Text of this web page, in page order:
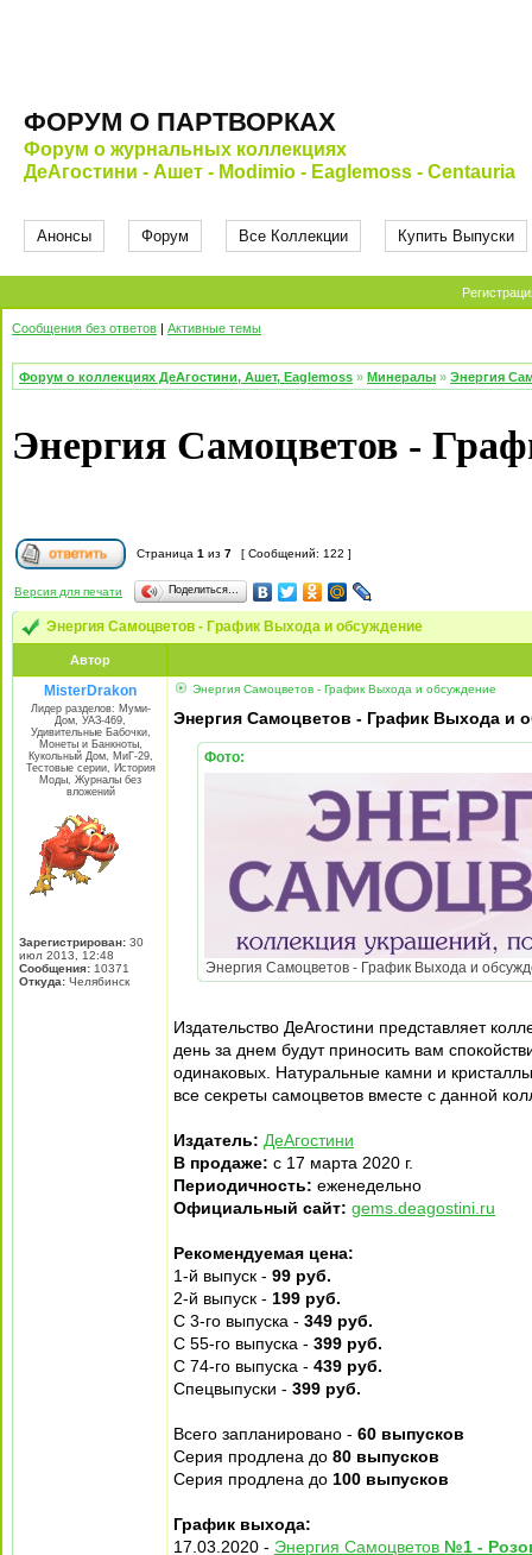
ФОРУМ О ПАРТВОРКАХ
Форум о журнальных коллекциях
ДеАгостини - Ашет - Modimio - Eaglemoss - Centauria
Анонсы Форум Все Коллекции Купить Выпуски
Сообщения без ответов | Активные темы
Форум о коллекциях ДеАгостини, Ашет, Eaglemoss » Минералы » Энергия
Энергия Самоцветов -
Страница 1 из 7 [ Сообщений: 122 ]
Версия для печати Поделиться…
Энергия Самоцветов - График Выхода и обсуждение
Автор
MisterDrakon
Лидер разделов: Муми-
Дом, УАЗ-469,
Удивительные Бабочки,
Монеты и Банкноты,
Кукольный Дом, МиГ-29,
Тестовые серии, История
Моды, Журналы без
вложений
Зарегистрирован: 30
июл 2013, 12:48
Сообщения: 10371
Откуда: Челябинск
Энергия Самоцветов - График Выхода и обсуждение
Энергия Самоцветов - График Выхода и
Фото:
Энергия Самоцветов - График Выхода и
Издательство ДеАгостини представляет
день за днем будут приносить вам
одинаковых. Натуральные камни и
все секреты самоцветов вместе с данной
Издатель: ДеАгостини
В продаже: с 17 марта 2020 г.
Периодичность: еженедельно
Официальный сайт: gems.deagostini.ru
Рекомендуемая цена:
1-й выпуск - 99 руб.
2-й выпуск - 199 руб.
С 3-го выпуска - 349 руб.
С 55-го выпуска - 399 руб.
С 74-го выпуска - 439 руб.
Спецвыпуски - 399 руб.
Всего запланировано - 60 выпусков
Серия продлена до 80 выпусков
Серия продлена до 100 выпусков
График выхода:
17.03.2020 - Энергия Самоцветов №1 -